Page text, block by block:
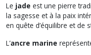
Le jade est une pierre
la sagesse et à la paix
en quête d’équilibre et de
L’ancre marine